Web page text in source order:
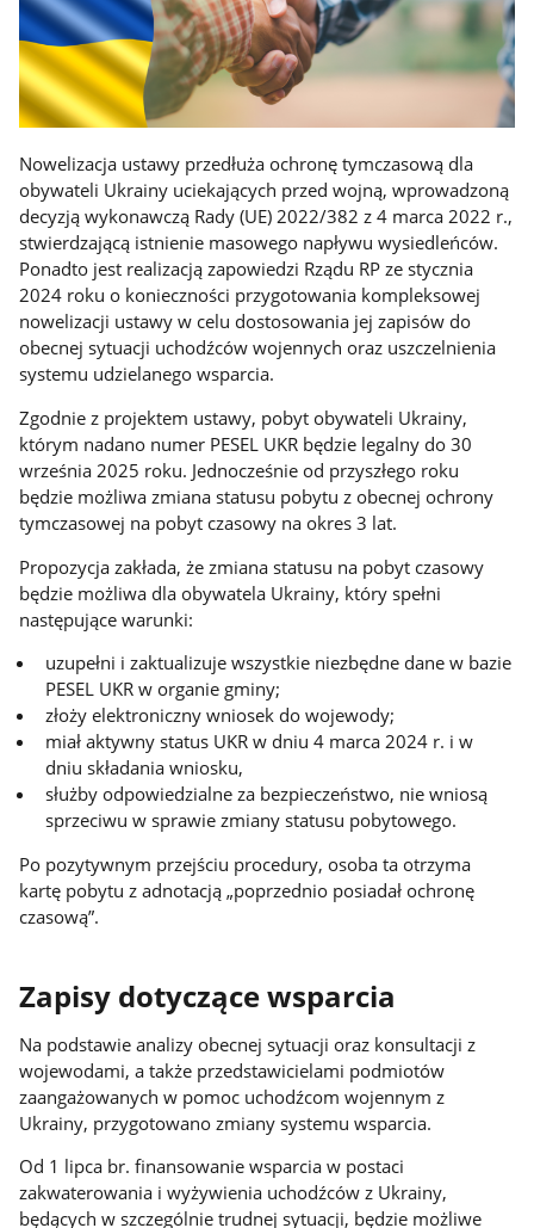
Nowelizacja ustawy przedłuża ochronę tymczasową dla
obywateli Ukrainy uciekających przed wojną, wprowadzoną
decyzją wykonawczą Rady (UE) 2022/382 z 4 marca 2022 r.,
stwierdzającą istnienie masowego napływu wysiedleńców.
Ponadto jest realizacją zapowiedzi Rządu RP ze stycznia
2024 roku o konieczności przygotowania kompleksowej
nowelizacji ustawy w celu dostosowania jej zapisów do
obecnej sytuacji uchodźców wojennych oraz uszczelnienia
systemu udzielanego wsparcia.
Zgodnie z projektem ustawy, pobyt obywateli Ukrainy,
którym nadano numer PESEL UKR będzie legalny do 30
września 2025 roku. Jednocześnie od przyszłego roku
będzie możliwa zmiana statusu pobytu z obecnej ochrony
tymczasowej na pobyt czasowy na okres 3 lat.
Propozycja zakłada, że zmiana statusu na pobyt czasowy
będzie możliwa dla obywatela Ukrainy, który spełni
następujące warunki:
uzupełni i zaktualizuje wszystkie niezbędne dane w bazie
PESEL UKR w organie gminy;
złoży elektroniczny wniosek do wojewody;
miał aktywny status UKR w dniu 4 marca 2024 r. i w
dniu składania wniosku,
służby odpowiedzialne za bezpieczeństwo, nie wniosą
sprzeciwu w sprawie zmiany statusu pobytowego.
Po pozytywnym przejściu procedury, osoba ta otrzyma
kartę pobytu z adnotacją „poprzednio posiadał ochronę
czasową”.
Zapisy dotyczące wsparcia
Na podstawie analizy obecnej sytuacji oraz konsultacji z
wojewodami, a także przedstawicielami podmiotów
zaangażowanych w pomoc uchodźcom wojennym z
Ukrainy, przygotowano zmiany systemu wsparcia.
Od 1 lipca br. finansowanie wsparcia w postaci
zakwaterowania i wyżywienia uchodźców z Ukrainy,
będących w szczególnie trudnej sytuacji, będzie możliwe